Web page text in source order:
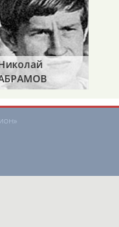
ЦЕЛИ ПРОЕКТА